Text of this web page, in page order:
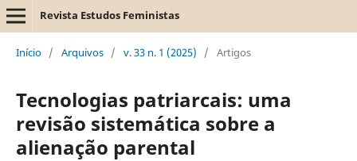
Revista Estudos Feministas
Início / Arquivos / v. 33 n. 1 (2025) / Artigos
Tecnologias patriarcais: uma
revisão sistemática sobre a
alienação parental